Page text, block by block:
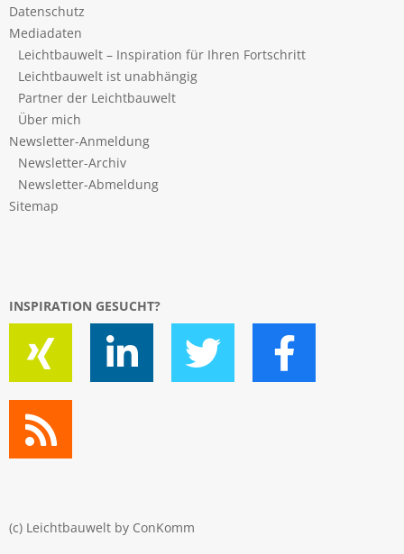
Datenschutz
Mediadaten
Leichtbauwelt – Inspiration für Ihren Fortschritt
Leichtbauwelt ist unabhängig
Partner der Leichtbauwelt
Über mich
Newsletter-Anmeldung
Newsletter-Archiv
Newsletter-Abmeldung
Sitemap
INSPIRATION GESUCHT?
(c) Leichtbauwelt by ConKomm